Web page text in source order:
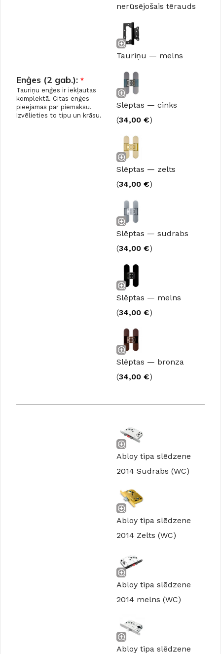
Enģes (2 gab.): *
Tauriņu enģes ir iekļautas
komplektā. Citas enģes
pieejamas par piemaksu.
Izvēlieties to tipu un krāsu.
nerūsējošais tērauds
Tauriņu — melns
Slēptas — cinks
(34,00 €)
Slēptas — zelts
(34,00 €)
Slēptas — sudrabs
(34,00 €)
Slēptas — melns
(34,00 €)
Slēptas — bronza
(34,00 €)
Abloy tipa slēdzene
2014 Sudrabs (WC)
Abloy tipa slēdzene
2014 Zelts (WC)
Abloy tipa slēdzene
2014 melns (WC)
Abloy tipa slēdzene